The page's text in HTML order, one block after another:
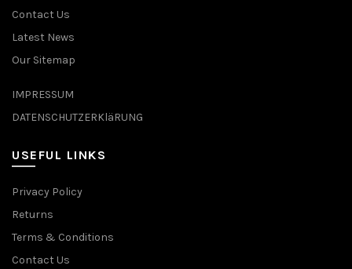
Contact Us
Latest News
Our Sitemap
IMPRESSUM
DATENSCHUTZERKläRUNG
USEFUL LINKS
Privacy Policy
Returns
Terms & Conditions
Contact Us